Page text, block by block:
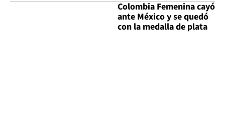
Colombia Femenina cayó
ante México y se quedó
con la medalla de plata